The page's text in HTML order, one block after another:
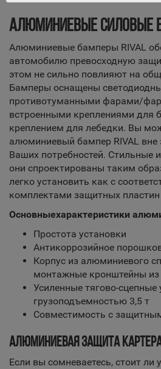
АЛЮМИНИЕВЫЕ СИЛОВЫЕ
Алюминиевые бамперы RIVAL
автомобилю превосходную
этом не сильно повлияют на
Бамперы оснащены
противотуманными фарами/
встроенными креплениями для
креплением для лебедки. Вы
алюминиевый бампер RIVAL вне
Ваших потребностей. Стильные
они спроектированы таким
легко установить как с
комплектами защитных пластин
Основныехарактеристики
Простота установки
Антикоррозийное
Корпус из алюминиевого
монтажные кронштейны
Усиленные тягово-сцепные
грузоподъемностью 3,5 т
Совместимость с
АЛЮМИНИЕВАЯ ЗАЩИТА КАРТЕРА
Если вы сомневаетесь, стоит ли